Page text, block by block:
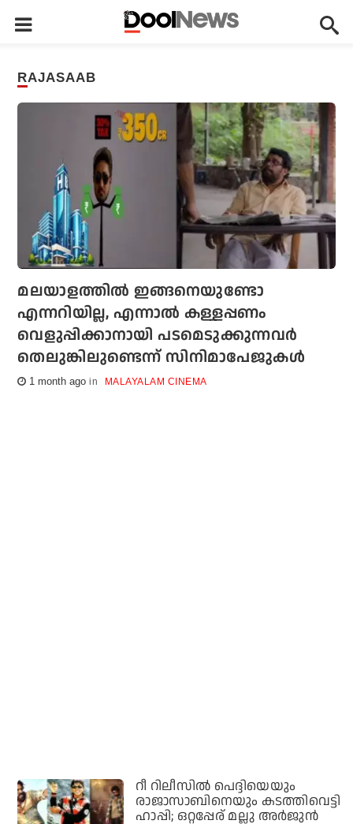
RAJASAAB
മലയാളത്തില്‍ ഇങ്ങനെയുണ്ടോ
എന്നറിയില്ല, എന്നാല്‍ കള്ളപ്പണം
വെളുപ്പിക്കാനായി പടമെടുക്കുന്നവര്‍
തെലുങ്കിലുണ്ടെന്ന് സിനിമാപേജുകള്‍
1 month ago MALAYALAM CINEMA
റീ റിലീസില്‍ പെദ്ദിയെയും
രാജാസാബിനെയും കടത്തിവെട്ടി
ഹാപ്പി; ഒറ്റപ്പേര് മല്ലു അര്‍ജുന്‍